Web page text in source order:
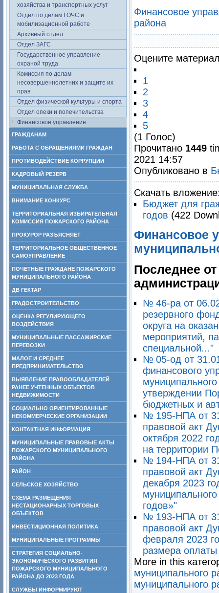
хозяйства и транспортных услуг
Отдел по делам ГОЧС и
мобилизационной работе
Архивный отдел
Отдел ЗАГС
Государственное управление
охраной труда
Комиссия по делам
несовершеннолетних и защите их
прав
Отдел физической культуры и спорта
Отдел опеки и попечительства
Финансовое управление
ГРАЖДАНАМ
РАБОТА С ОБРАЩЕНИЯМИ ГРАЖДАН
ПРОТИВОДЕЙСТВИЕ КОРРУПЦИИ
КАДРОВЫЙ РЕЗЕРВ
МУНИЦИПАЛЬНАЯ СЛУЖБА
ВНИМАНИЕ КОНКУРС
ТЕРРИТОРИАЛЬНАЯ ИЗБИРАТЕЛЬНАЯ
КОМИССИЯ ПОЖАРСКОГО РАЙОНА
ПРОКУРОР РАЗЪЯСНЯЕТ
ТЕРРИТОРИАЛЬНОЕ ОБЩЕСТВЕННОЕ
САМОУПРАВЛЕНИЕ
ПОЧЕТНЫЕ ГРАЖДАНЕ ПОЖАРСКОГО
МУНИЦИПАЛЬНОГО РАЙОНА
ДВ ГЕКТАР
ГРАДОСТРОИТЕЛЬСТВО
ОЦЕНКА РЕГУЛИРУЮЩЕГО
ВОЗДЕЙСТВИЯ
МУНИЦИПАЛЬНЫЕ ПАССАЖИРСКИЕ
ПЕРЕВОЗКИ
МАЛОЕ И СРЕДНЕЕ
ПРЕДПРИНИМАТЕЛЬСТВО
ВЫЯВЛЕНИЕ ПРАВООБЛАДАТЕЛЕЙ
РАНЕЕ УЧТЕННЫХ ОБЪЕКТОВ
НЕДВИЖИМОСТИ
СОЦИАЛЬНО ОРИЕНТИРОВАННЫЕ
НЕКОММЕРЧЕСКИЕ ОРГАНИЗАЦИИ
КОНТАКТНАЯ ИНФОРМАЦИЯ
МУНИЦИПАЛЬНЫЕ ПРАВОВЫЕ АКТЫ
ПОЖАРСКОГО МУНИЦИПАЛЬНОГО
РАЙОНА
РАЙОН
СЕЛЬСКОЕ ХОЗЯЙСТВО
СХЕМА РАЗМЕЩЕНИЯ
НЕСТАЦИОНАРНЫХ ТОРГОВЫХ
ОБЪЕКТОВ
ИНВЕСТИЦИОННАЯ ПОЛИТИКА
МУНИЦИПАЛЬНЫЕ ПРОГРАММЫ
СТРАТЕГИЯ СОЦИАЛЬНО-
ЭКОНОМИЧЕСКОГО РАЗВИТИЯ
ПОЖАРСКОГО МУНИЦИПАЛЬНОГО
РАЙОНА ДО 2023 ГОДА
СЛУЖБЫ ИНФОРМИРУЮТ
Финансовое
района
Оцените
1
2
3
4
5
(1 Голос)
Прочитано 1449
2021 14:57
Опубликовано в
Скачать
Бюджет для
годов (422
Финансовое
Последнее
№ 46-ра от
резервного
округа на
мероприятий,
специальной..."
№ 05-од от
финансового
утверждении
бюджетных и
№ 195-НПА от
правовой акт
октября 2022
на территории
№ 194-НПА от
правовой акт
декабря 2023
годов»"
№ 193-НПА от
правовой акт
февраля 2023
размера
More in this
муниципального
муниципального